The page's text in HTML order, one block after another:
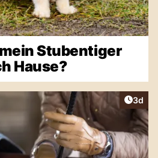
Stubentiger
Hause?
3d